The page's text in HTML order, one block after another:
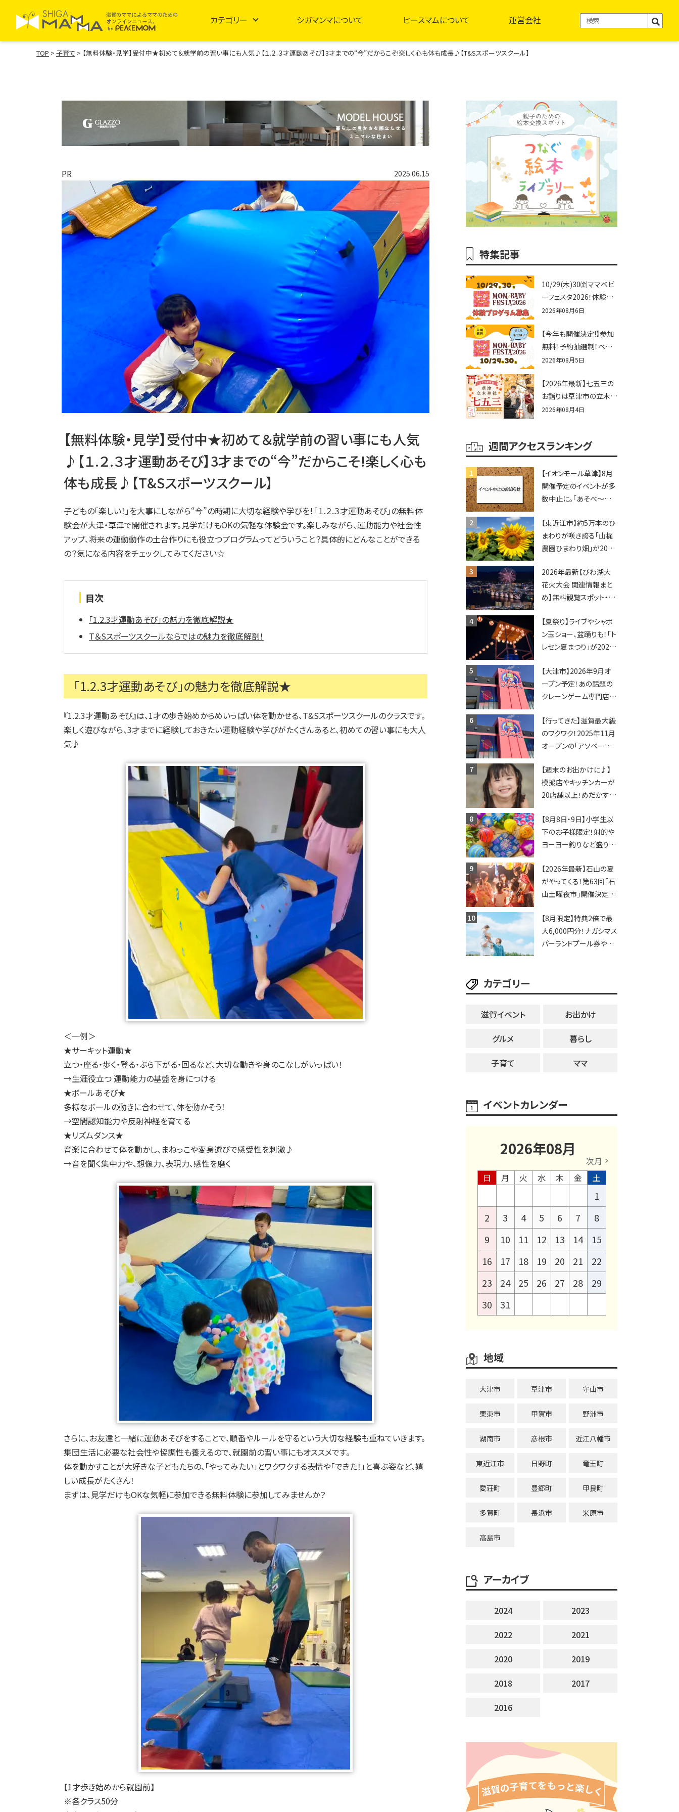
カテゴリー シガマンマについて ピースマムについて 運営会社
TOP > 子育て > 【無料体験・見学】受付中★初めて＆就学前の習い事にも人気♪【１.２.３才運動あそび】3才までの“今”だからこそ!楽しく心も体も成長♪【T&Sスポーツスクール】
PR 2025.06.15
【無料体験・見学】受付中★初めて＆就学前の習い事にも人気
♪【１.２.３才運動あそび】3才までの“今”だからこそ!楽しく心も
体も成長♪【T&Sスポーツスクール】
子どもの「楽しい！」を大事にしながら“今”の時期に大切な経験や学びを！「１.２.３才運動あそび」の無料体
験会が大津・草津で開催されます。見学だけもOKの気軽な体験会です。楽しみながら、運動能力や社会性
アップ、将来の運動動作の土台作りにも役立つプログラムってどういうこと？具体的にどんなことができる
の？気になる内容をチェックしてみてください☆
目次
「1.2.3才運動あそび」の魅力を徹底解説★
T＆Sスポーツスクールならではの魅力を徹底解剖！
「1.2.3才運動あそび」の魅力を徹底解説★
『1.2.3才運動あそび』は、1才の歩き始めからめいっぱい体を動かせる、T&Sスポーツスクールのクラスです。
楽しく遊びながら、3才までに経験しておきたい運動経験や学びがたくさんあると、初めての習い事にも大人
気♪
＜一例＞
★サーキット運動★
立つ・座る・歩く・登る・ぶら下がる・回るなど、大切な動きや身のこなしがいっぱい！
→生涯役立つ 運動能力の基盤を身につける
★ボールあそび★
多様なボールの動きに合わせて、体を動かそう！
→空間認知能力や反射神経を育てる
★リズムダンス★
音楽に合わせて体を動かし、まねっこや変身遊びで感受性を刺激♪
→音を聞く集中力や、想像力、表現力、感性を磨く
さらに、お友達と一緒に運動あそびをすることで、順番やルールを守るという大切な経験も重ねていきます。
集団生活に必要な社会性や協調性も養えるので、就園前の習い事にもオススメです。
体を動かすことが大好きな子どもたちの、「やってみたい」とワクワクする表情や「できた！」と喜ぶ姿など、嬉
しい成長がたくさん！
まずは、見学だけもOKな気軽に参加できる無料体験に参加してみませんか？
【1才歩き始めから就園前】
※各クラス50分
特集記事
10/29(木)30㈮ママベビ
ーフェスタ2026！体験プ
ログラム募集♪赤ちゃん
せんか？
2026年08月6日
【今年も開催決定!】参加
無料！予約抽選制！ベビ
ーファミリー必見☆入場
ママベビーフェスタ
2026！親子で楽しもう
♪inピエリ守山
2026年08月5日
【2026年最新】七五三の
お詣りは草津市の立木神
社へ♪七五三お祝い企
2026年08月4日
週間アクセスランキング
【イオンモール草津】8月
開催予定のイベントが多
数中止に。「あそべ〜る
ショーなど
【東近江市】約5万本のひ
まわりが咲き誇る「山梶
農園ひまわり畑」が2026
ポットやキッチンカーも
登場！何度も入園できる
フリーパスも販売★
2026年最新【びわ湖大
花火大会 関連情報まと
め】無料観覧スポット・同
ップ・交通規制に近隣施
設の駐車場情報なども
要チェック★
【夏祭り】ライブやシャボ
ン玉ショー、盆踊りも！「ト
レセン夏まつり」が2026
【大津市】2026年9月オ
ープン予定！あの話題の
クレーンゲーム専門店
ってくる！豊郷店に続く滋
賀2店舗目★
【行ってきた】滋賀最大級
のワクワク！2025年11月
オープンの「アソベース
レーンゲームで青果や日
用品までゲットできる新
スポット！
【週末のお出かけに♪】
模擬店やキッチンカーが
20店舗以上！めだかすく
ソングライターによるライ
ブなど。【和邇ふれあい夏
祭り】
【8月8日・9日】小学生以
下のお子様限定！射的や
ヨーヨー釣りなど盛りだ
ちびっこ縁日開催♪【モリ
ーブ】
【2026年最新】石山の夏
がやってくる！第63回「石
山土曜夜市」開催決定！
ージが勢揃い【7月18日・
25日・8月1日】大津市
【8月限定】特典2倍で最
大6,000円分！ナガシマス
パーランドプール券や人
カテゴリー
滋賀イベント
お出かけ
グルメ
暮らし
子育て
ママ
イベントカレンダー
2026年08月
次月
日
月 火 水 木 金 土
1
2
3 4 5 6 7
8
9
10 11 12 13 14
15
16
17 18 19 20 21
22
23
24 25 26 27 28
29
30
31
地域
大津市 草津市 守山市
栗東市 甲賀市 野洲市
湖南市 彦根市 近江八幡市
東近江市 日野町 竜王町
愛荘町 豊郷町 甲良町
多賀町 長浜市 米原市
高島市
アーカイブ
2024
2023
2022
2021
2020
2019
2018
2017
2016